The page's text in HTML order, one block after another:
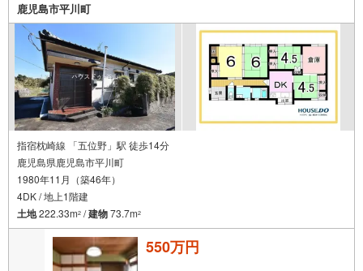
鹿児島市平川町
指宿枕崎線 「五位野」駅 徒歩14分
鹿児島県鹿児島市平川町
1980年11月（築46年）
4DK / 地上1階建
土地222.33m2 /建物73.7m2
550万円